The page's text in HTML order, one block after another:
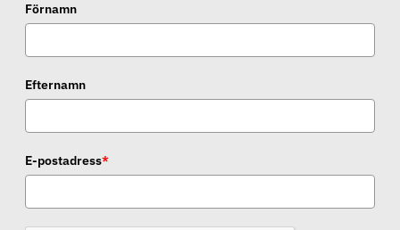
Förnamn
Efternamn
E-postadress*